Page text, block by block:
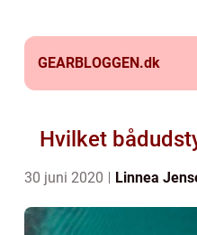
GEARBLOGGEN.dk
Hvilket
30 juni 2020 Linnea